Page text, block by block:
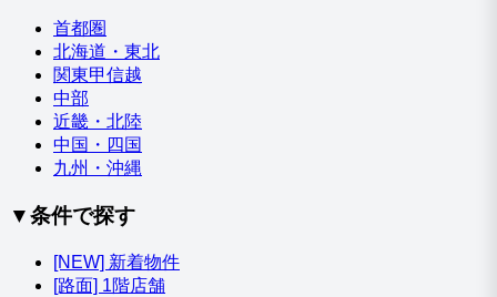
首都圏
北海道・東北
関東甲信越
中部
近畿・北陸
中国・四国
九州・沖縄
▼条件で探す
[NEW] 新着物件
[路面] 1階店舗